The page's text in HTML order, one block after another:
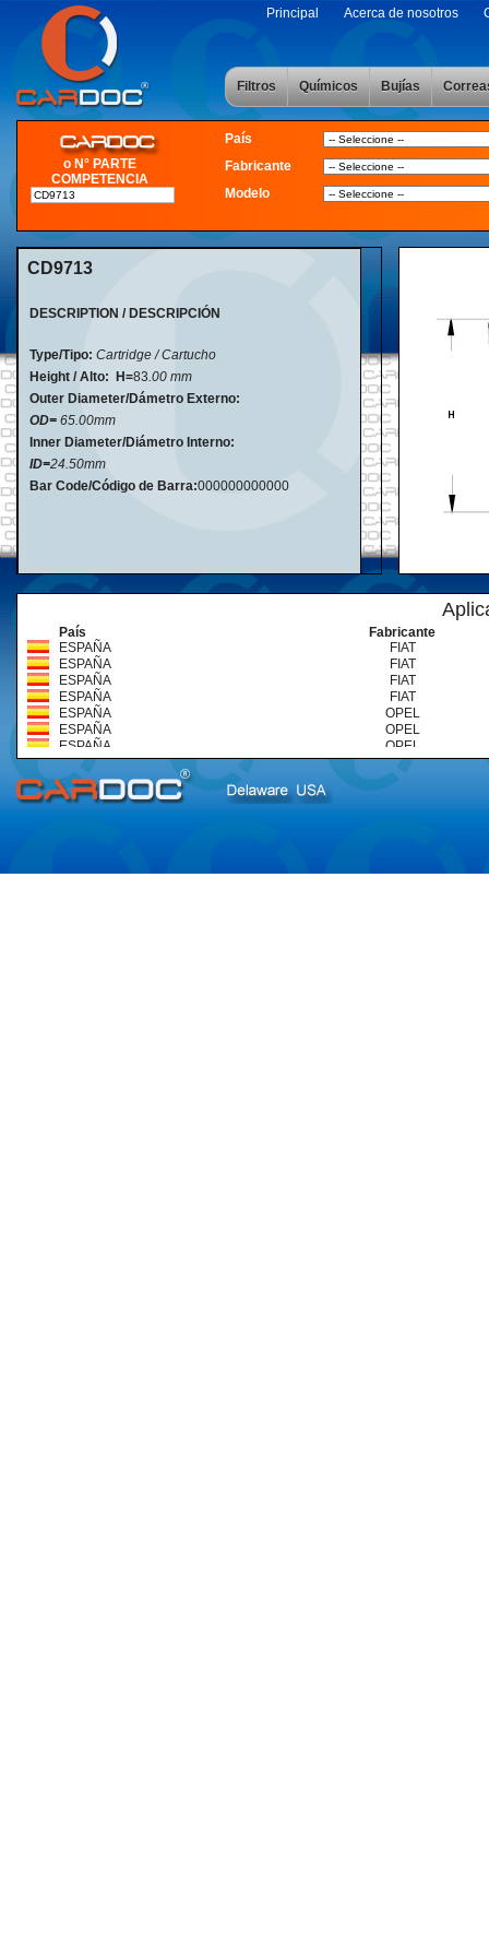
Principal Acerca de nosotros
Filtros Químicos Bujías
o N° PARTE
COMPETENCIA
País
Fabricante
Modelo
CD9713
DESCRIPTION / DESCRIPCIÓN
Type/Tipo: Cartridge / Cartucho
Height / Alto:
H=83.00 mm
Outer Diameter/Dámetro Externo:
OD= 65.00mm
Inner Diameter/Diámetro Interno:
ID=24.50mm
Bar Code/Código de Barra:000000000000
País
Fabricante
ESPAÑA
FIAT
ESPAÑA
FIAT
ESPAÑA
FIAT
ESPAÑA
FIAT
ESPAÑA
OPEL
ESPAÑA
OPEL
ESPAÑA
OPEL
ESPAÑA
OPEL
ESPAÑA
OPEL
ESPAÑA